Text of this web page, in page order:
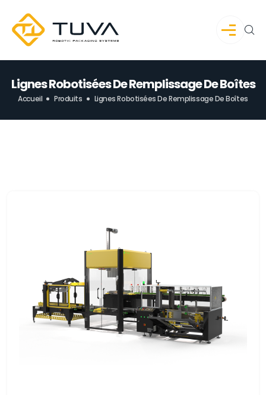
Lignes Robotisées De Remplissage De Boîtes
Accueil Produits Lignes Robotisées De Remplissage De Boîtes